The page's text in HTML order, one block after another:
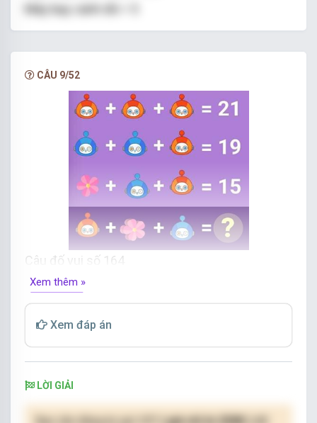
Máy bay cánh đỏ = 5
CÂU 9/52
Câu đố vui số 164
Xem thêm »
Xem đáp án
LỜI GIẢI